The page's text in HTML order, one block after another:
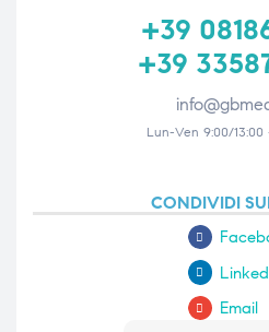
+39
+39
Lun-Ven 9:00/13:00
CONDIVIDI
Email